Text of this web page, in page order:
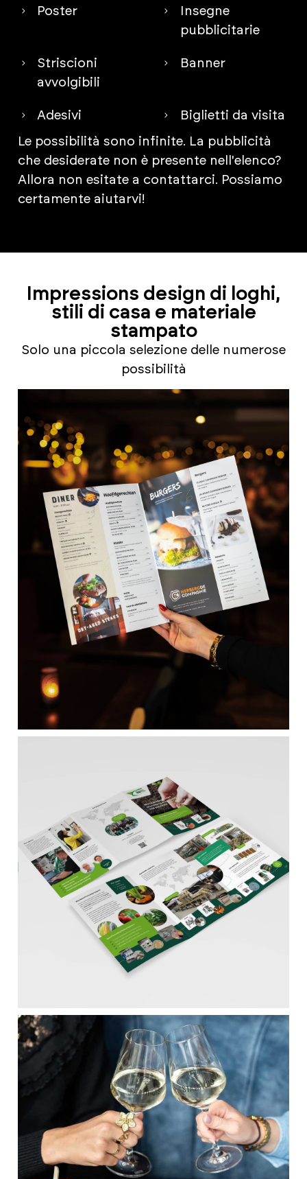
Poster
Insegne
pubblicitarie
Striscioni
avvolgibili
Banner
Adesivi
Biglietti da visita
Le possibilità sono infinite. La pubblicità
che desiderate non è presente nell'elenco?
Allora non esitate a contattarci. Possiamo
certamente aiutarvi!
Impressions design di loghi,
stili di casa e materiale
stampato
Solo una piccola selezione delle numerose
possibilità